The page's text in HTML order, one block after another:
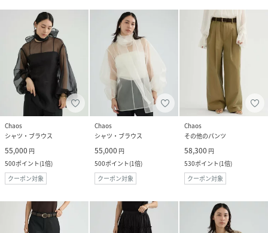
Chaos
シャツ・ブラウス
55,000 円
500ポイント(1倍)
クーポン対象
Chaos
シャツ・ブラウス
55,000 円
500ポイント(1倍)
クーポン対象
Chaos
その他のパンツ
58,300 円
530ポイント(1倍)
クーポン対象